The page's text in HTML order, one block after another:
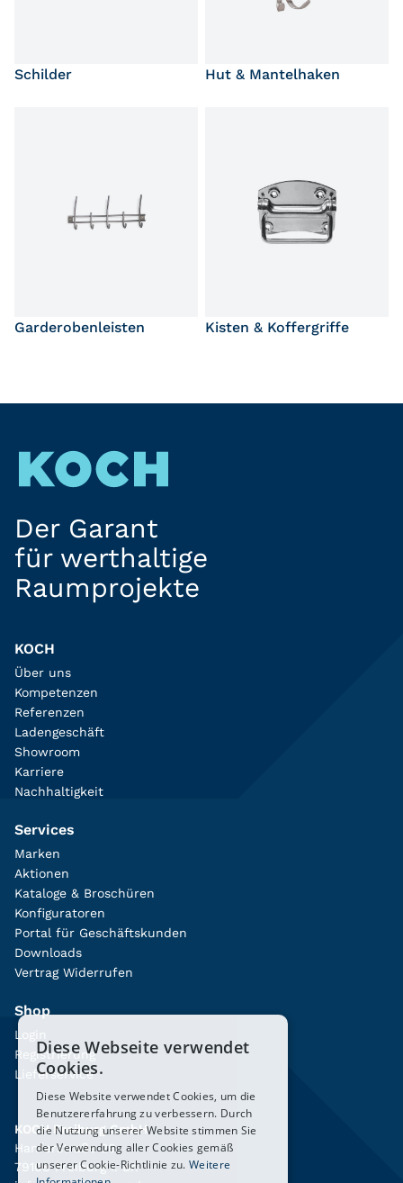
Schilder Hut & Mantelhaken
Garderobenleisten Kisten & Koffergriffe
Der Garant
für werthaltige
Raumprojekte
KOCH
Über uns
Kompetenzen
Referenzen
Ladengeschäft
Showroom
Karriere
Nachhaltigkeit
Services
Marken
Aktionen
Kataloge & Broschüren
Konfiguratoren
Portal für Geschäftskunden
Downloads
Vertrag Widerrufen
Shop
Login
Registrierung
Lieferservice
KOCH Freiburg GmbH
Hanferstraße 26
79108 Freiburg i. Br.
Diese Webseite verwendet
Cookies.
Diese Website verwendet Cookies, um die
Benutzererfahrung zu verbessern. Durch
die Nutzung unserer Website stimmen Sie
der Verwendung aller Cookies gemäß
unserer Cookie-Richtlinie zu.Weitere